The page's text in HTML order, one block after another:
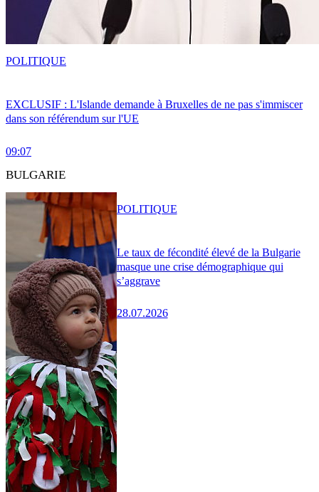
EXCLUSIF : L'Islande demande à Bruxelles de ne pas s'immiscer
dans son référendum sur l'UE
09:07
POLITIQUE
BULGARIE
Le taux de fécondité élevé de la Bulgarie
masque une crise démographique qui
s’aggrave
28.07.2026
POLITIQUE